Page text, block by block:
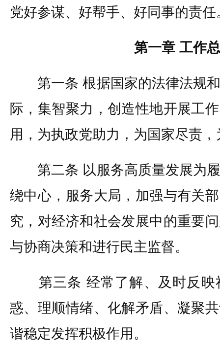
党好参谋、好帮手、好同事的责任
第一章 工作
第一条 根据国家的法律法规和
际，集智聚力，创造性地开展工
用，为执政党助力，为国家尽责
第二条 以服务高质量发展为履
绕中心，服务大局，加强与有关
究，对经济和社会发展中的重要
与协商决策和进行民主监督。
第三条 经常了解、及时反映
惑、理顺情绪、化解矛盾、凝聚
谐稳定发挥积极作用。